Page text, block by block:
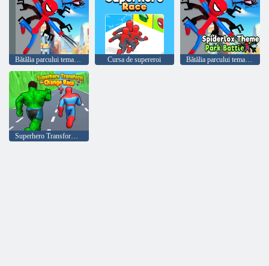
Bătălia parcului tematic Spiderlox Cursa de supereroi Bătălia parcului tematic Spiderlox
Superhero Transform - Schimbați cursa